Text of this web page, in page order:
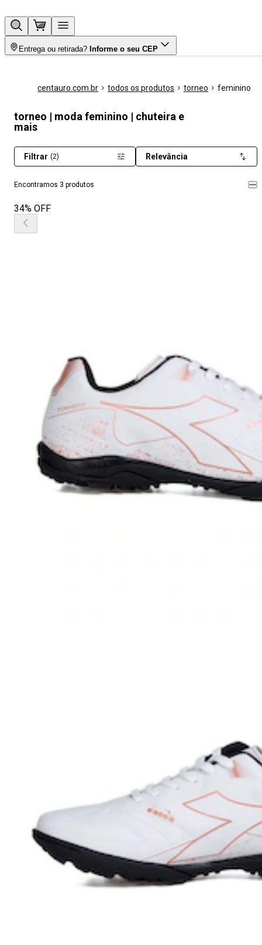
Entrega ou retirada? Informe o seu CEP
centauro.com.br todos os produtos torneo feminino
torneo | moda feminino | chuteira e
mais
Encontramos 3 produtos
Filtrar (2) Relevância
34% OFF